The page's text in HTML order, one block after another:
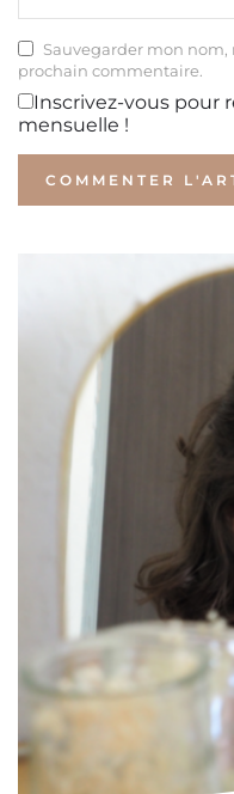
Sauvegarder mon
prochain commentaire.
Inscrivez-vous pour
mensuelle !